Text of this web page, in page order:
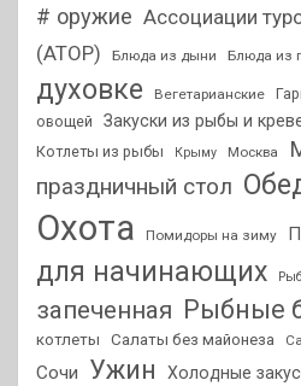
# оружие Ассоциации
(АТОР)
Блюда из дыни Блюда из
духовке
Вегетарианские
овощей
Закуски из рыбы и
Котлеты из рыбы Крыму Москва
праздничный стол
Охота Помидоры на зиму
для начинающих
запеченная Рыбные
котлеты
Салаты без майонеза
Сочи
Ужин Холодные